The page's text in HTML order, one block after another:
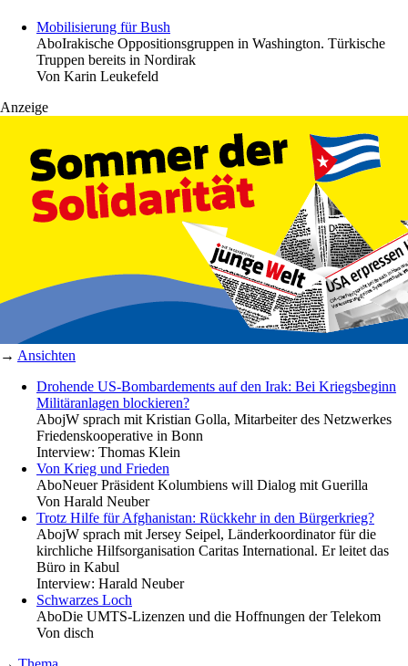
Mobilisierung für Bush
AboIrakische Oppositionsgruppen in Washington. Türkische
Truppen bereits in Nordirak
Von Karin Leukefeld
Anzeige
→ Ansichten
Drohende US-Bombardements auf den Irak: Bei Kriegsbeginn
Militäranlagen blockieren?
AbojW sprach mit Kristian Golla, Mitarbeiter des Netzwerkes
Friedenskooperative in Bonn
Interview: Thomas Klein
Von Krieg und Frieden
AboNeuer Präsident Kolumbiens will Dialog mit Guerilla
Von Harald Neuber
Trotz Hilfe für Afghanistan: Rückkehr in den Bürgerkrieg?
AbojW sprach mit Jersey Seipel, Länderkoordinator für die
kirchliche Hilfsorganisation Caritas International. Er leitet das
Büro in Kabul
Interview: Harald Neuber
Schwarzes Loch
AboDie UMTS-Lizenzen und die Hoffnungen der Telekom
Von disch